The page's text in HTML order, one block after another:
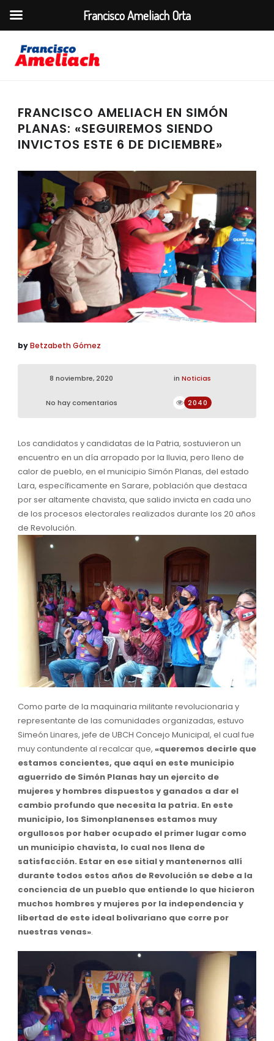
FRANCISCO AMELIACH EN SIMÓN
PLANAS: «SEGUIREMOS SIENDO
INVICTOS ESTE 6 DE DICIEMBRE»
byBetzabeth Gómez
8 noviembre, 2020 in Noticias
No hay comentarios 2040
Los candidatos y candidatas de la Patria, sostuvieron un
encuentro en un día arropado por la lluvia, pero lleno de
calor de pueblo, en el municipio Simón Planas, del estado
Lara, específicamente en Sarare, población que destaca
por ser altamente chavista, que salido invicta en cada uno
de los procesos electorales realizados durante los 20 años
de Revolución.
Como parte de la maquinaria militante revolucionaria y
representante de las comunidades organizadas, estuvo
Simeón Linares, jefe de UBCH Concejo Municipal, el cual fue
muy contundente al recalcar que, «queremos decirle que
estamos concientes, que aquí en este municipio
aguerrido de Simón Planas hay un ejercito de
mujeres y hombres dispuestos y ganados a dar el
cambio profundo que necesita la patria. En este
municipio, los Simonplanenses estamos muy
orgullosos por haber ocupado el primer lugar como
un municipio chavista, lo cual nos llena de
satisfacción. Estar en ese sitial y mantenernos allí
durante todos estos años de Revolución se debe a la
conciencia de un pueblo que entiende lo que hicieron
muchos hombres y mujeres por la independencia y
libertad de este ideal bolivariano que corre por
nuestras venas».
Francisco Ameliach Orta